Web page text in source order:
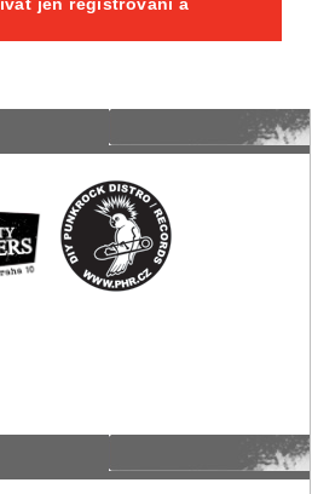
jen registrovaní a